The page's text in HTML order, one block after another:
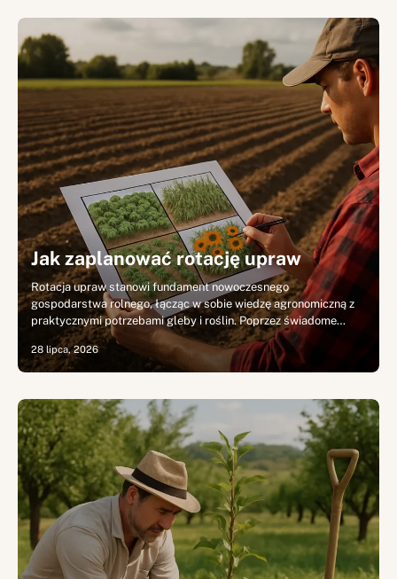
Jak zaplanować rotację upraw
Rotacja upraw stanowi fundament nowoczesnego
gospodarstwa rolnego, łącząc w sobie wiedzę agronomiczną z
praktycznymi potrzebami gleby i roślin. Poprzez świadome…
28 lipca, 2026